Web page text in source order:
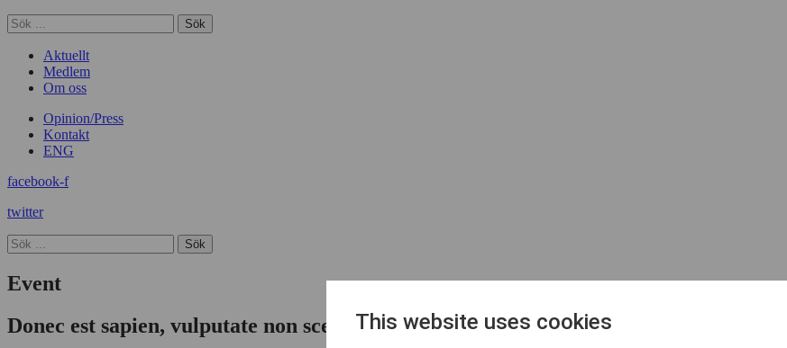
Sök
Aktuellt
Medlem
Om oss
Opinion/Press
Kontakt
ENG
facebook-f
twitter
Sök
Event
Donec est sapien, vulputate non scelerisque a facilisis non
This website uses cookies